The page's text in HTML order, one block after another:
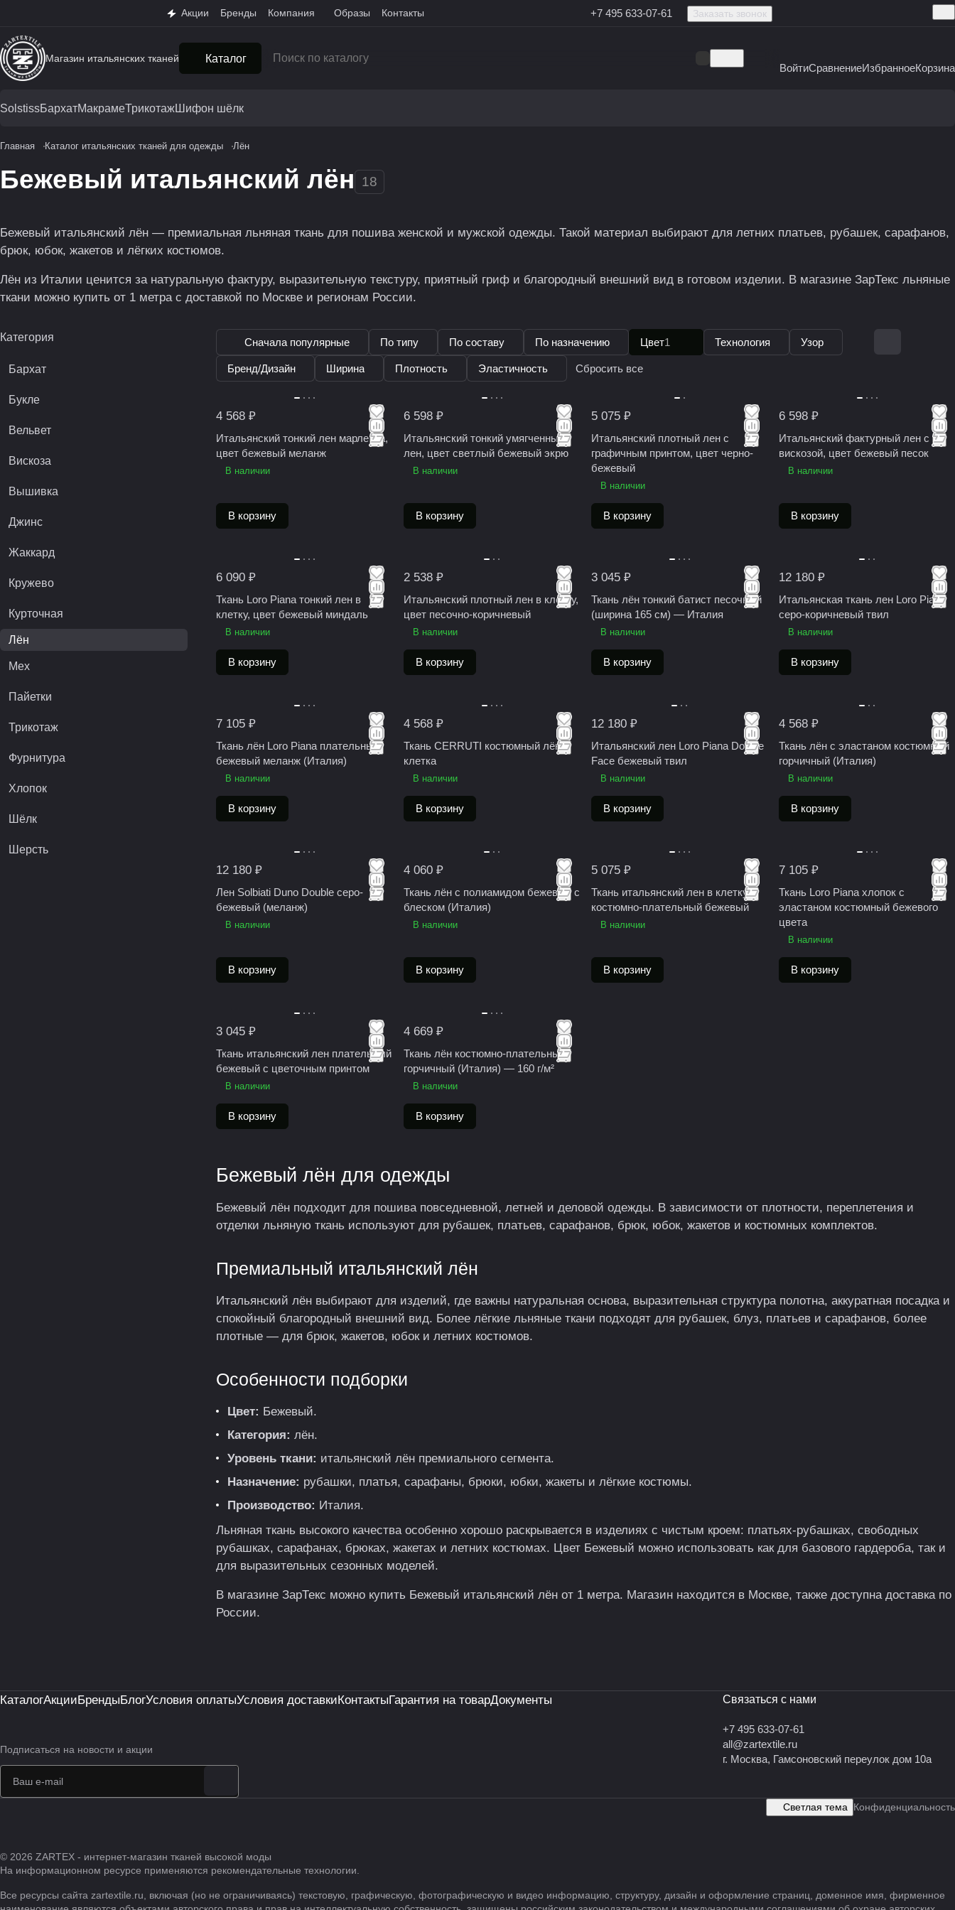
Акции Бренды Компания Образы Контакты +7 495 633-07-61 Заказать звонок
Магазин итальянских тканей Каталог
ВойтиСравнениеИзбранноеКорзина
SolstissБархатМакрамеТрикотажШифон шёлк
Главная Каталог итальянских тканей для одежды Лён
Бежевый итальянский лён 18
Бежевый итальянский лён — премиальная льняная ткань для пошива женской и мужской одежды. Такой материал выбирают для летних платьев, рубашек, сарафанов,
брюк, юбок, жакетов и лёгких костюмов.
Лён из Италии ценится за натуральную фактуру, выразительную текстуру, приятный гриф и благородный внешний вид в готовом изделии. В магазине ЗарТекс льняные
ткани можно купить от 1 метра с доставкой по Москве и регионам России.
Сначала популярные По типу По составу По назначению Цвет1 Технология Узор
Бренд/Дизайн Ширина Плотность Эластичность Сбросить все
4 568 ₽
Итальянский тонкий лен марлевка,
цвет бежевый меланж
В наличии
В корзину
6 598 ₽
Итальянский тонкий умягченный
лен, цвет светлый бежевый экрю
В наличии
В корзину
5 075 ₽
Итальянский плотный лен с
графичным принтом, цвет черно-
бежевый
В наличии
В корзину
6 598 ₽
Итальянский фактурный лен с
вискозой, цвет бежевый песок
В наличии
В корзину
6 090 ₽
Ткань Loro Piana тонкий лен в
клетку, цвет бежевый миндаль
В наличии
В корзину
2 538 ₽
Итальянский плотный лен в клетку,
цвет песочно-коричневый
В наличии
В корзину
3 045 ₽
Ткань лён тонкий батист песочный
(ширина 165 см) — Италия
В наличии
В корзину
12 180 ₽
Итальянская ткань лен Loro Piana
серо-коричневый твил
В наличии
В корзину
7 105 ₽
Ткань лён Loro Piana плательный
бежевый меланж (Италия)
В наличии
В корзину
4 568 ₽
Ткань CERRUTI костюмный лён,
клетка
В наличии
В корзину
12 180 ₽
Итальянский лен Loro Piana Double
Face бежевый твил
В наличии
В корзину
4 568 ₽
Ткань лён с эластаном костюмный
горчичный (Италия)
В наличии
В корзину
12 180 ₽
Лен Solbiati Duno Double серо-
бежевый (меланж)
В наличии
В корзину
4 060 ₽
Ткань лён с полиамидом бежевый с
блеском (Италия)
В наличии
В корзину
5 075 ₽
Ткань итальянский лен в клетку
костюмно-плательный бежевый
В наличии
В корзину
7 105 ₽
Ткань Loro Piana хлопок с
эластаном костюмный бежевого
цвета
В наличии
В корзину
3 045 ₽
Ткань итальянский лен плательный
бежевый с цветочным принтом
В наличии
В корзину
4 669 ₽
Ткань лён костюмно-плательный
горчичный (Италия) — 160 г/м²
В наличии
В корзину
Бежевый лён для одежды
Бежевый лён подходит для пошива повседневной, летней и деловой одежды. В зависимости от плотности, переплетения и
отделки льняную ткань используют для рубашек, платьев, сарафанов, брюк, юбок, жакетов и костюмных комплектов.
Премиальный итальянский лён
Итальянский лён выбирают для изделий, где важны натуральная основа, выразительная структура полотна, аккуратная посадка и
спокойный благородный внешний вид. Более лёгкие льняные ткани подходят для рубашек, блуз, платьев и сарафанов, более
плотные — для брюк, жакетов, юбок и летних костюмов.
Особенности подборки
Цвет: Бежевый.
Категория: лён.
Уровень ткани: итальянский лён премиального сегмента.
Назначение: рубашки, платья, сарафаны, брюки, юбки, жакеты и лёгкие костюмы.
Производство: Италия.
Льняная ткань высокого качества особенно хорошо раскрывается в изделиях с чистым кроем: платьях-рубашках, свободных
рубашках, сарафанах, брюках, жакетах и летних костюмах. Цвет Бежевый можно использовать как для базового гардероба, так и
для выразительных сезонных моделей.
В магазине ЗарТекс можно купить Бежевый итальянский лён от 1 метра. Магазин находится в Москве, также доступна доставка по
России.
Категория
Бархат
Букле
Вельвет
Вискоза
Вышивка
Джинс
Жаккард
Кружево
Курточная
Лён
Мех
Пайетки
Трикотаж
Фурнитура
Хлопок
Шёлк
Шерсть
КаталогАкцииБрендыБлогУсловия оплатыУсловия доставкиКонтактыГарантия на товарДокументы
Подписаться на новости и акции
Связаться с нами
+7 495 633-07-61
all@zartextile.ru
г. Москва, Гамсоновский переулок дом 10а
Светлая тема Конфиденциальность
© 2026 ZARTEX - интернет-магазин тканей высокой моды
На информационном ресурсе применяются рекомендательные технологии
Все ресурсы сайта zartextile.ru, включая (но не ограничиваясь) текстовую, графическую, фотографическую и видео информацию, структуру, дизайн и оформление страниц, доменное имя, фирменное